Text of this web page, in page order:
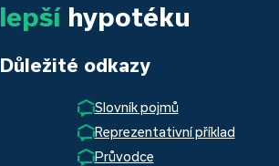
lepšíhypotéku
Důležité odkazy
Slovník pojmů
Reprezentativní příklad
Průvodce